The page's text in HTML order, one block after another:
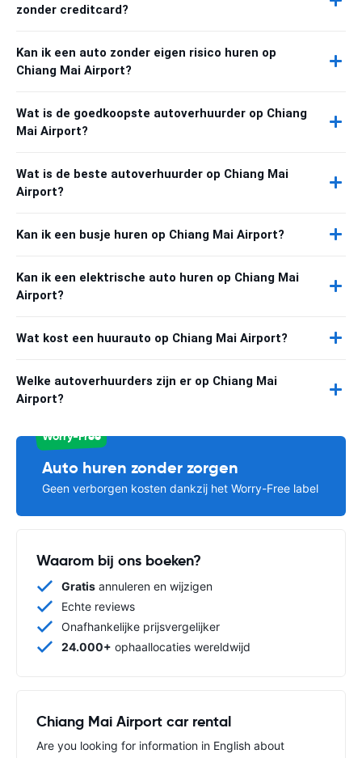
zonder creditcard?
Kan ik een auto zonder eigen risico huren op
Chiang Mai Airport?
Wat is de goedkoopste autoverhuurder op Chiang
Mai Airport?
Wat is de beste autoverhuurder op Chiang Mai
Airport?
Kan ik een busje huren op Chiang Mai Airport?
Kan ik een elektrische auto huren op Chiang Mai
Airport?
Wat kost een huurauto op Chiang Mai Airport?
Welke autoverhuurders zijn er op Chiang Mai
Airport?
Worry-Free
Auto huren zonder zorgen
Geen verborgen kosten dankzij het Worry-Free label
Waarom bij ons boeken?
Gratis annuleren en wijzigen
Echte reviews
Onafhankelijke prijsvergelijker
24.000+ ophaallocaties wereldwijd
Chiang Mai Airport car rental
Are you looking for information in English about